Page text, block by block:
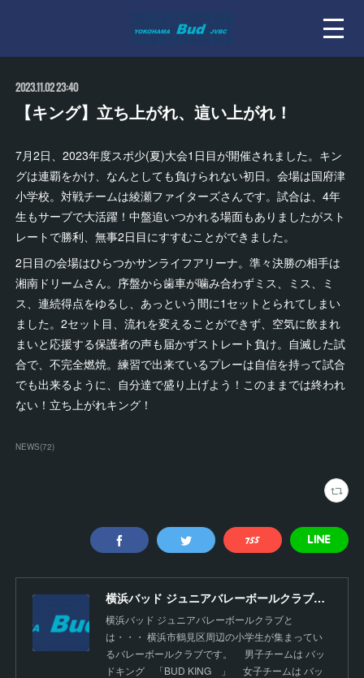
2023.11.02 23:40
【キング】立ち上がれ、這い上がれ！
7月2日、2023年度スポ少(夏)大会1日目が開催されました。キン
グは連覇をかけ、なんとしても負けられない初日。会場は国府津
小学校。対戦チームは綾瀬ファイターズさんです。試合は、4年
生もサーブで大活躍！中盤追いつかれる場面もありましたがスト
レートで勝利、無事2日目にすすむことができました。
2日目の会場はひらつかサンライフアリーナ。準々決勝の相手は
湘南ドリームさん。序盤から歯車が噛み合わずミス、ミス、ミ
ス、連続得点をゆるし、あっという間に1セットとられてしまい
ました。2セット目、流れを変えることができず、空気に飲まれ
まいと応援する保護者の声も届かずストレート負け。自滅した試
合で、不完全燃焼。練習で出来ているプレーは自信を持って試合
でも出来るように、自分達で盛り上げよう！このままでは終われ
ない！立ち上がれキング！
NEWS(72)
横浜バッド ジュニアバレーボールクラブ【公式】
横浜バッド ジュニアバレーボールクラブと
は・・・ 横浜市鶴見区周辺の小学生が集まってい
るバレーボールクラブです。 男子チームは バッ
ドキング 「BUD KING 」 女子チームは バッ